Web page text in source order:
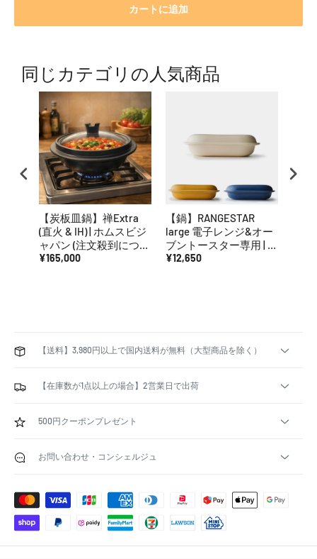
カートに追加
同じカテゴリの人気商品
【炭板皿鍋】禅Extra
(直火 & IH) | ホムスビジ
ャパン (注文殺到につ
き、在庫切れの際は納
¥165,000
【鍋】RANGESTAR
large 電子レンジ&オー
ブントースター専用 | 萬
古焼 | モラトゥーラ
¥12,650
【送料】3,980円以上で国内送料が無料（大型商品を除く）
【在庫数が1点以上の場合】2営業日で出荷
500円クーポンプレゼント
お問い合わせ・コンシェルジュ